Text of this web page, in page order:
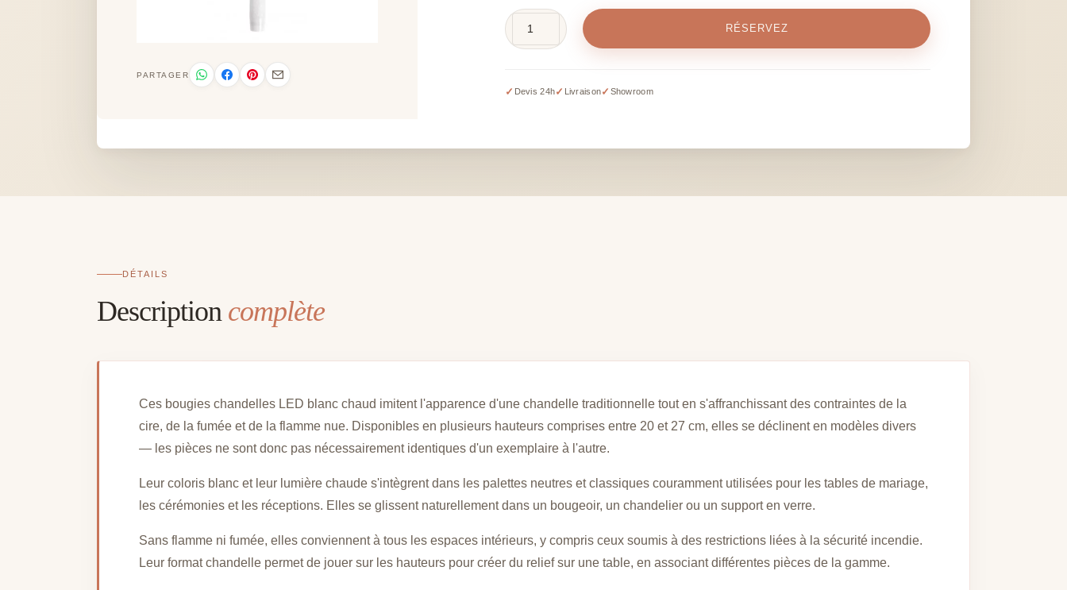
PARTAGER
blanche
chaud
RÉSERVEZ
✓ Devis 24h✓ Livraison✓ Showroom
DÉTAILS
Description complète
Ces bougies chandelles LED blanc chaud imitent l'apparence d'une chandelle traditionnelle tout en s'affranchissant des contraintes de la
cire, de la fumée et de la flamme nue. Disponibles en plusieurs hauteurs comprises entre 20 et 27 cm, elles se déclinent en modèles divers
— les pièces ne sont donc pas nécessairement identiques d'un exemplaire à l'autre.
Leur coloris blanc et leur lumière chaude s'intègrent dans les palettes neutres et classiques couramment utilisées pour les tables de mariage,
les cérémonies et les réceptions. Elles se glissent naturellement dans un bougeoir, un chandelier ou un support en verre.
Sans flamme ni fumée, elles conviennent à tous les espaces intérieurs, y compris ceux soumis à des restrictions liées à la sécurité incendie.
Leur format chandelle permet de jouer sur les hauteurs pour créer du relief sur une table, en associant différentes pièces de la gamme.